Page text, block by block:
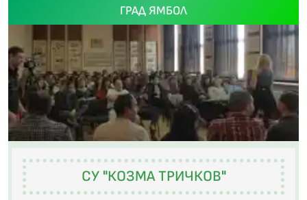
ГРАД ЯМБОЛ
СУ "КОЗМА ТРИЧКОВ"